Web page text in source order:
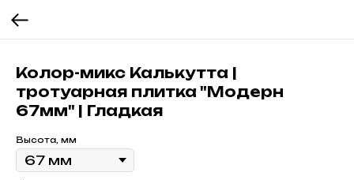
Колор-микс Калькутта |
тротуарная плитка "Модерн
67мм" | Гладкая
Высота, мм